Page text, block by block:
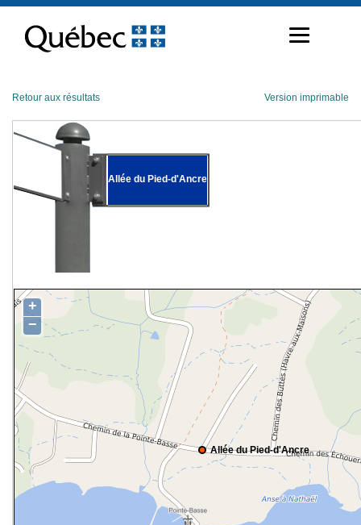
contenu
Retour aux résultats Version imprimable
Allée du Pied-d'Ancre
Allée du Pied-d'Ancre
+
−